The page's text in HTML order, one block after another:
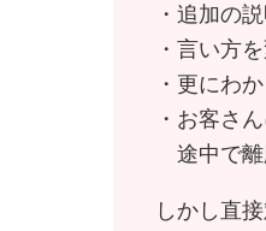
・追加の
・言い方
・更にわ
・お客さ
途中で離
しかし直